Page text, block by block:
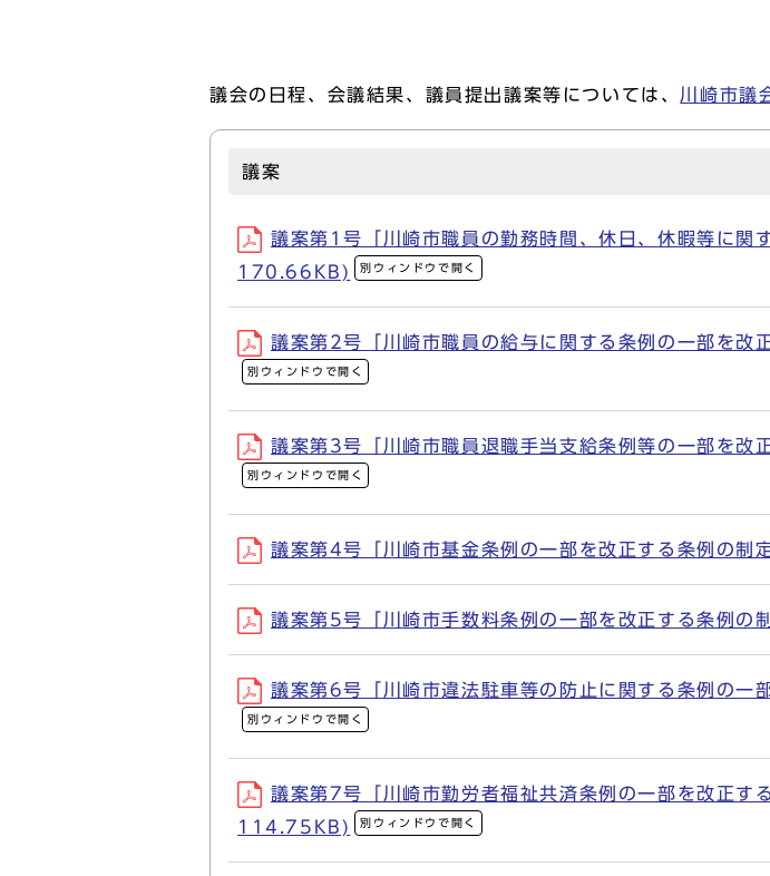
議会の日程、会議結果、議員提出議案等については、 川崎市議
議案
議案第1号「川崎市職員の勤務時間、休日、休暇等に関
170.66KB)
別ウィンドウで開く
議案第2号「川崎市職員の給与に関する条例の一部を
別ウィンドウで開く
議案第3号「川崎市職員退職手当支給条例等の一部を
別ウィンドウで開く
議案第4号「川崎市基金条例の一部を改正する条例の
議案第5号「川崎市手数料条例の一部を改正する条例
議案第6号「川崎市違法駐車等の防止に関する条例の
別ウィンドウで開く
議案第7号「川崎市勤労者福祉共済条例の一部を改正す
114.75KB)
別ウィンドウで開く